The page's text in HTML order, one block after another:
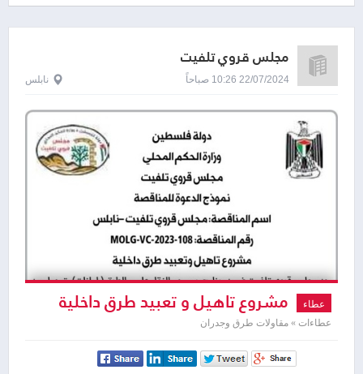
مجلس قروي تلفيت
22/07/2024 10:26 صباحاً نابلس
عطاء مشروع تاهيل و تعبید طرق داخلية
في تلفيت / نابلس
عطاءات » مقاولات طرق وجدران